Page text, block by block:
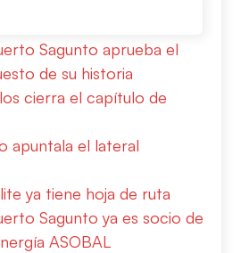
Sagunto aprueba el
de su historia
cierra el capítulo de
apuntala el lateral
ya tiene hoja de ruta
Sagunto ya es socio de
ASOBAL